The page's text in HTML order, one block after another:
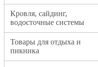
Кровля, сайдинг,
водосточные системы
Товары для отдыха и
пикника